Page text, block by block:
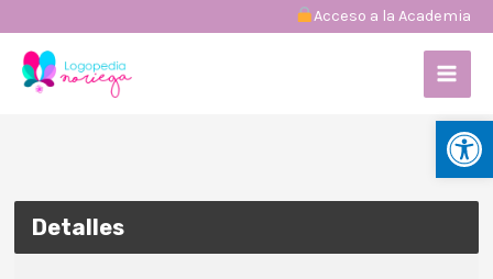
Abrir
contenido
︎Acceso a la Academia
MAIN
Detalles